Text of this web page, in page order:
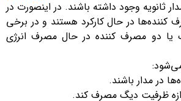
ثانویه وجود داشته باشند. در اینصورت در
کننده‌ها در حال کارکرد هستند و در برخی
دو مصرف کننده در حال مصرف انرژی
در مدار باشند.
ظرفیت دیگ مصرف کند.